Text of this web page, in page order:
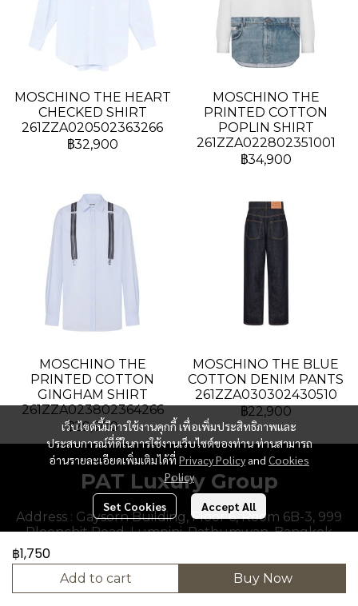
MOSCHINO THE HEART
CHECKED SHIRT
261ZZA020502363266
฿32,900
MOSCHINO THE
PRINTED COTTON
POPLIN SHIRT
261ZZA022802351001
฿34,900
MOSCHINO THE
PRINTED COTTON
GINGHAM SHIRT
261ZZA023802364266
฿29,900
MOSCHINO THE BLUE
COTTON DENIM PANTS
261ZZA030302430510
฿22,900
฿1,750
Add to cart Buy Now
เว็บไซต์นี้มีการใช้งานคุกกี้ เพื่อเพิ่มประสิทธิภาพและ
ประสบการณ์ที่ดีในการใช้งานเว็บไซต์ของท่าน ท่านสามารถ
อ่านรายละเอียดเพิ่มเติมได้ที่ Privacy Policy and Cookies
Policy
Set Cookies Accept All
PAT Luxury Group
Address : Gaysorn Building, Floor 6, Room 6B-3, 999
Ploenchit Road, Lumpini, Pathumwan, Bangkok